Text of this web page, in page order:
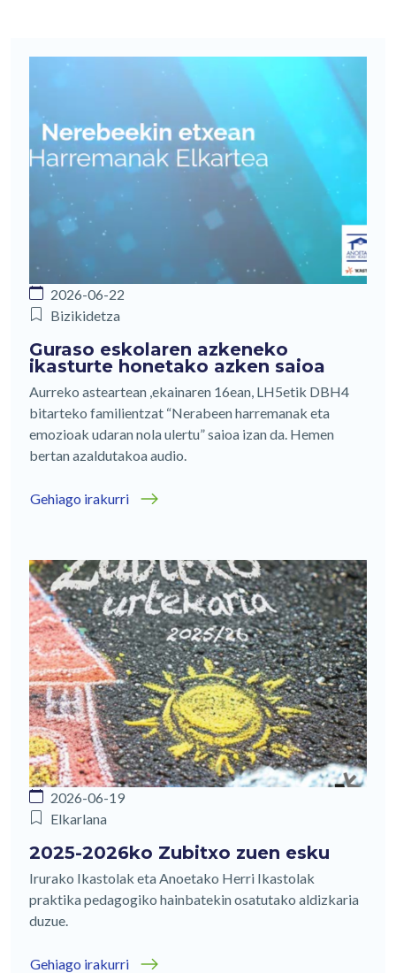
2026-06-22
Bizikidetza
Guraso eskolaren azkeneko
ikasturte honetako azken saioa
Aurreko asteartean ,ekainaren 16ean, LH5etik DBH4
bitarteko familientzat “Nerabeen harremanak eta
emozioak udaran nola ulertu” saioa izan da. Hemen
bertan azaldutakoa audio.
Gehiago irakurri
2026-06-19
Elkarlana
2025-2026ko Zubitxo zuen esku
Irurako Ikastolak eta Anoetako Herri Ikastolak
praktika pedagogiko hainbatekin osatutako aldizkaria
duzue.
Gehiago irakurri